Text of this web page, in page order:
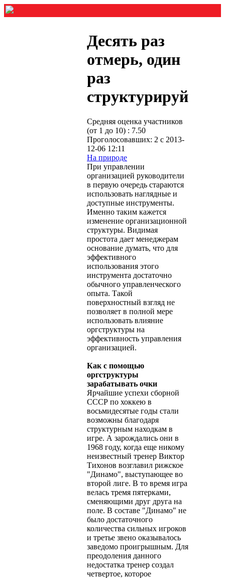
Десять раз
отмерь, один
раз
структурируй
Средняя оценка участников
(от 1 до 10) : 7.50
Проголосовавших: 2 с 2013-
12-06 12:11
На природе
При управлении
организацией руководители
в первую очередь стараются
использовать наглядные и
доступные инструменты.
Именно таким кажется
изменение организационной
структуры. Видимая
простота дает менеджерам
основание думать, что для
эффективного
использования этого
инструмента достаточно
обычного управленческого
опыта. Такой
поверхностный взгляд не
позволяет в полной мере
использовать влияние
оргструктуры на
эффективность управления
организацией.
Как с помощью
оргструктуры
зарабатывать очки
Ярчайшие успехи сборной
СССР по хоккею в
восьмидесятые годы стали
возможны благодаря
структурным находкам в
игре. А зарождались они в
1968 году, когда еще никому
неизвестный тренер Виктор
Тихонов возглавил рижское
"Динамо", выступающее во
второй лиге. В то время игра
велась тремя пятерками,
сменяющими друг друга на
поле. В составе "Динамо" не
было достаточного
количества сильных игроков
и третье звено оказывалось
заведомо проигрышным. Для
преодоления данного
недостатка тренер создал
четвертое, которое